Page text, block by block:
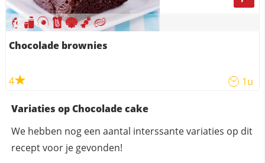
Chocolade brownies
4 1u
Variaties op Chocolade cake
We hebben nog een aantal interssante variaties op dit
recept voor je gevonden!